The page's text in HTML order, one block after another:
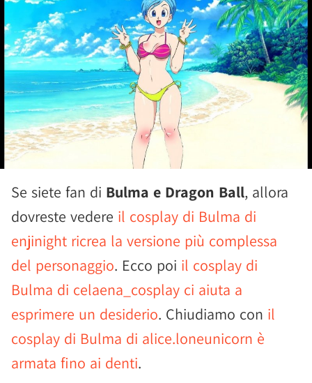
Se siete fan di Bulma e Dragon Ball, allora
dovreste vedere il cosplay di Bulma di
enjinight ricrea la versione più complessa
del personaggio. Ecco poi il cosplay di
Bulma di celaena_cosplay ci aiuta a
esprimere un desiderio. Chiudiamo con il
cosplay di Bulma di alice.loneunicorn è
armata fino ai denti.